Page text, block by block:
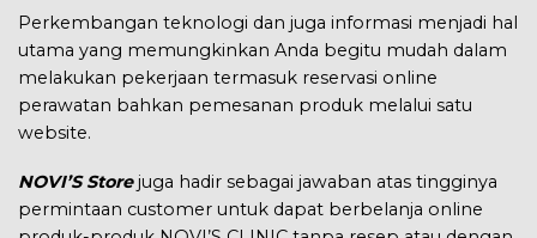
Perkembangan teknologi dan juga informasi menjadi hal
utama yang memungkinkan Anda begitu mudah dalam
melakukan pekerjaan termasuk reservasi online
perawatan bahkan pemesanan produk melalui satu
website.
NOVI’S Storejuga hadir sebagai jawaban atas tingginya
permintaan customer untuk dapat berbelanja online